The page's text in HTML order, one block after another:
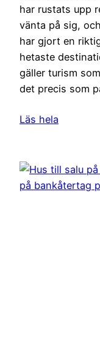
har rustats upp
vänta på sig,
har gjort en
hetaste
gäller turism
det precis som
Läs hela